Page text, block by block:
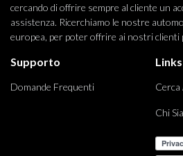
cercando di offrire sempre al cliente un
assistenza. Ricerchiamo le nostre
europea, per poter offrire ai nostri clienti
Supporto
Domande Frequenti
Links
Cerca
Chi